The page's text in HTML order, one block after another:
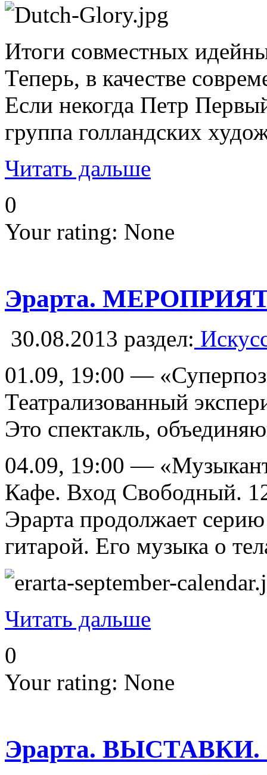
Итоги совместных
Теперь, в качестве
Если некогда Петр
группа голландских
Читать дальше
0
Your rating: None
Эрарта.
30.08.2013 раздел:
01.09, 19:00 —
Театрализованный
Это спектакль,
04.09, 19:00 —
Кафе. Вход Свободный.
Эрарта продолжает
гитарой. Его музыка о
Читать дальше
0
Your rating: None
Эрарта.